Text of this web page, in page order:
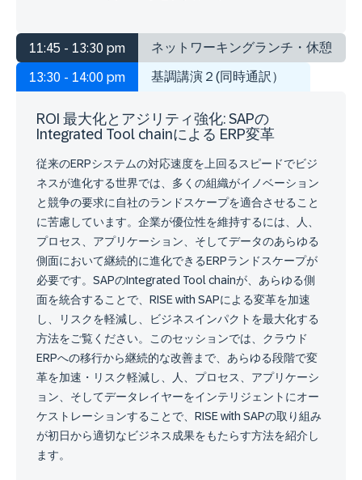
11:45 - 13:30 pm ネットワーキングランチ・休憩
13:30 - 14:00 pm 基調講演２(同時通訳）
ROI 最大化とアジリティ強化: SAPの
Integrated Tool chainによる ERP変革
従来のERPシステムの対応速度を上回るスピードでビジ
ネスが進化する世界では、多くの組織がイノベーション
と競争の要求に自社のランドスケープを適合させること
に苦慮しています。企業が優位性を維持するには、人、
プロセス、アプリケーション、そしてデータのあらゆる
側面において継続的に進化できるERPランドスケープが
必要です。SA​​PのIntegrated Tool chainが、あらゆる側
面を統合することで、RISE with SAPによる変革を加速
し、リスクを軽減し、ビジネスインパクトを最大化する
方法をご覧ください。このセッションでは、クラウド
ERPへの移行から継続的な改善まで、あらゆる段階で変
革を加速・リスク軽減し、人、プロセス、アプリケーシ
ョン、そしてデータレイヤーをインテリジェントにオー
ケストレーションすることで、RISE with SAPの取り組み
が初日から適切なビジネス成果をもたらす方法を紹介し
ます。